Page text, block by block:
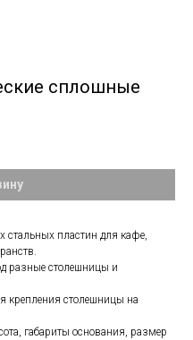
сплошные
пластин для кафе,
разные столешницы и
крепления столешницы на
габариты основания, размер